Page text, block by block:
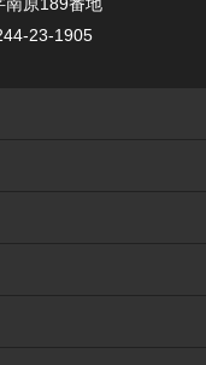
23-1905